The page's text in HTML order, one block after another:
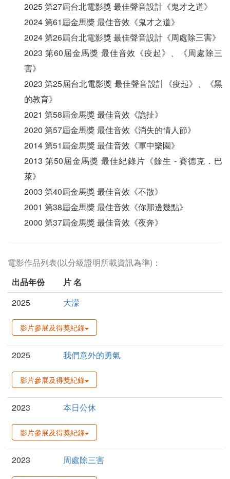
2025 第27屆台北電影獎 最佳聲音設計《鬼才之道》
2024 第61屆金馬獎 最佳音效《鬼才之道》
2024 第26屆台北電影獎 最佳聲音設計《周處除三害》
2023 第60屆金馬獎 最佳音效《疫起》、《周處除三
害》
2023 第25屆台北電影獎 最佳聲音設計《疫起》、《黑
的教育》
2021 第58屆金馬獎 最佳音效《詭扯》
2020 第57屆金馬獎 最佳音效《消失的情人節》
2014 第51屆金馬獎 最佳音效《軍中樂園》
2013 第50屆金馬獎 最佳紀錄片《餘生 - 賽德克．巴
萊》
2003 第40屆金馬獎 最佳音效《不散》
2001 第38屆金馬獎 最佳音效《你那邊幾點》
2000 第37屆金馬獎 最佳音效《夜奔》
電影作品列表(以分級證明所載資訊為準)：
出品年份
片 名
2025
大濛
影片參展及得獎紀錄
2025 我們意外的勇氣
影片參展及得獎紀錄
2023 本日公休
影片參展及得獎紀錄
2023 周處除三害